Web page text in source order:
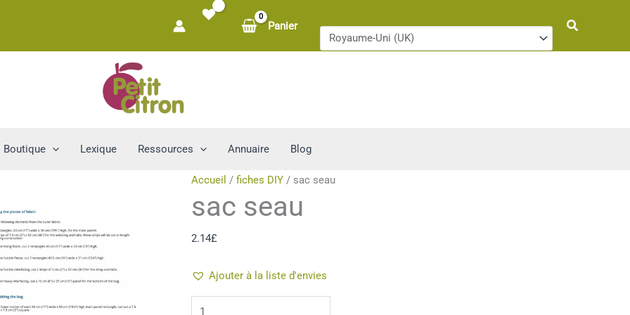
Panier Rechercher
Boutique Lexique Ressources Annuaire Blog
Accueil / fiches DIY / sac seau
sac seau
2.14£
Ajouter à la liste d'envies
quantité